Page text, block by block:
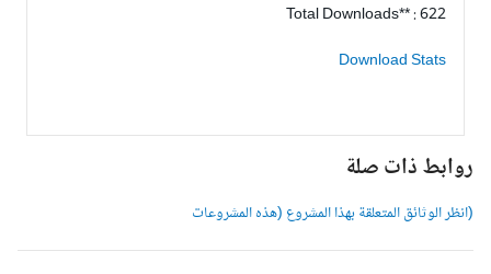
Total Downloads** : 622
Download Stats
روابط ذات صلة
(انظر الوثائق المتعلقة بهذا المشروع (هذه المشروعات